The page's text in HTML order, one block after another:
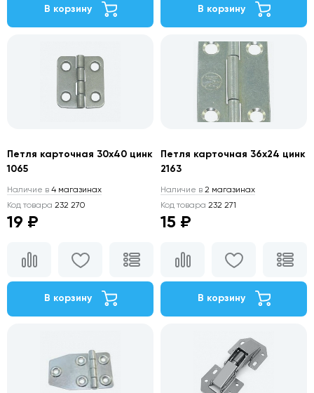
В корзину В корзину
Петля карточная 30х40 цинк
1065
Наличие в 4 магазинах
Код товара 232 270
19 ₽
В корзину
Петля карточная 36х24 цинк
2163
Наличие в 2 магазинах
Код товара 232 271
15 ₽
В корзину